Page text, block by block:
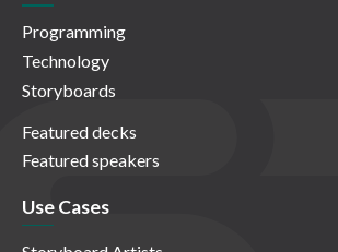
Programming
Technology
Storyboards
Featured decks
Featured speakers
Use Cases